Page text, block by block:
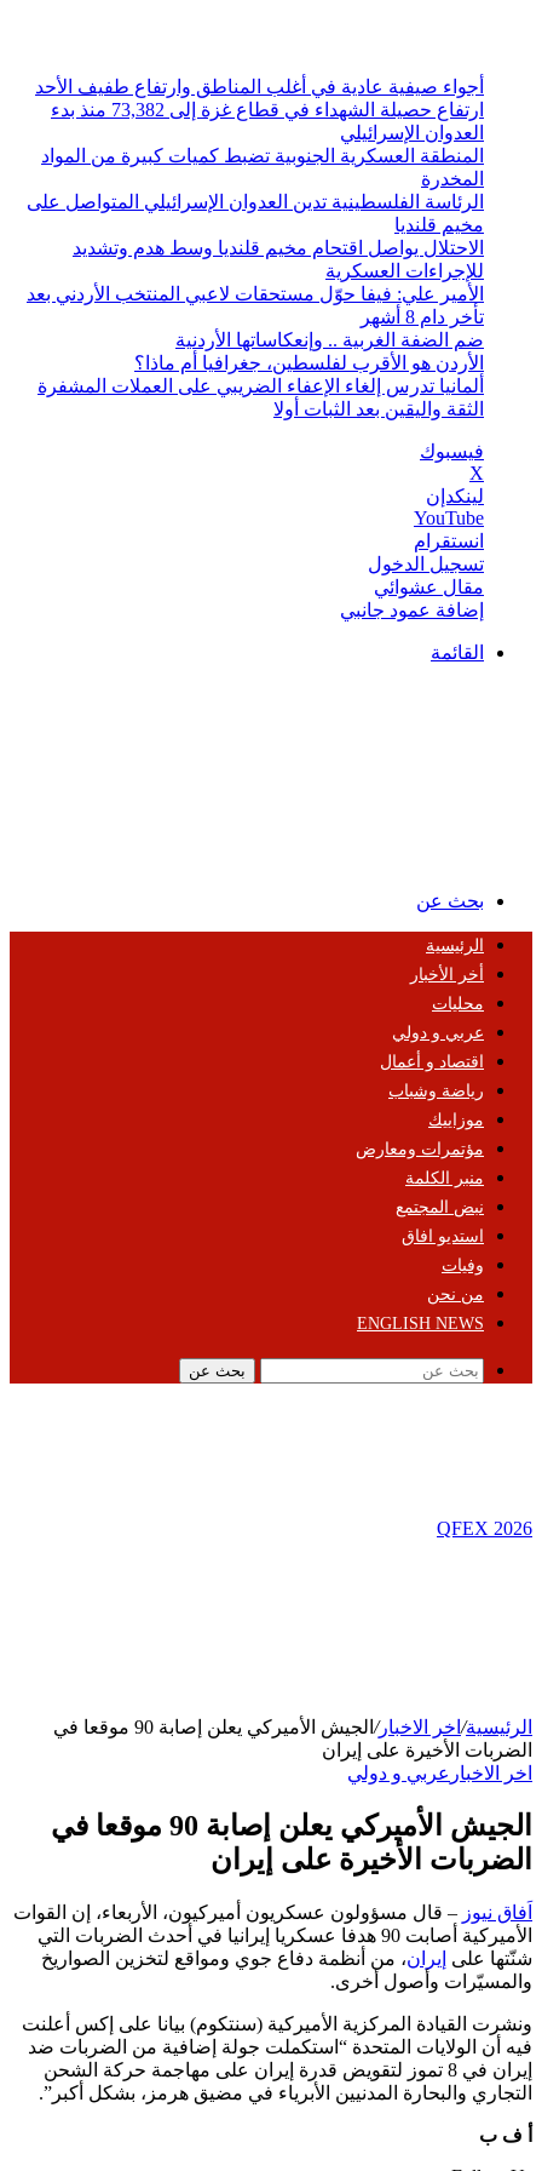
أجواء صيفية عادية في أغلب المناطق وارتفاع طفيف الأحد
ارتفاع حصيلة الشهداء في قطاع غزة إلى 73,382 منذ بدء
العدوان الإسرائيلي
المنطقة العسكرية الجنوبية تضبط كميات كبيرة من المواد
المخدرة
الرئاسة الفلسطينية تدين العدوان الإسرائيلي المتواصل على
مخيم قلنديا
الاحتلال يواصل اقتحام مخيم قلنديا وسط هدم وتشديد
للإجراءات العسكرية
الأمير علي: فيفا حوّل مستحقات لاعبي المنتخب الأردني بعد
تأخر دام 8 أشهر
ضم الضفة الغربية .. وإنعكاساتها الأردنية
الأردن هو الأقرب لفلسطين، جغرافيا أم ماذا؟
ألمانيا تدرس إلغاء الإعفاء الضريبي على العملات المشفرة
الثقة واليقين بعد الثبات أولا
فيسبوك
‫X
لينكدإن
‫YouTube
انستقرام
تسجيل الدخول
مقال عشوائي
إضافة عمود جانبي
القائمة
بحث عن
الرئيسية
أخر الأخبار
محليات
عربي و دولي
اقتصاد و أعمال
رياضة وشباب
موزاييك
مؤتمرات ومعارض
منبر الكلمة
نبض المجتمع
استديو افاق
وفيات
من نحن
ENGLISH NEWS
بحث عن
QFEX 2026
الرئيسية/ اخر الاخبار/
الجيش الأميركي يعلن إصابة 90 موقعا في
الضربات الأخيرة على إيران
اخر الاخبار عربي و دولي
الجيش الأميركي يعلن إصابة 90 موقعا في
الضربات الأخيرة على إيران
اَفاق نيوز – قال مسؤولون عسكريون أميركيون، الأربعاء، إن القوات
الأميركية أصابت 90 هدفا عسكريا إيرانيا في أحدث الضربات التي
شنّتها على إيران، من أنظمة دفاع جوي ومواقع لتخزين الصواريخ
والمسيّرات وأصول أخرى.
ونشرت القيادة المركزية الأميركية (سنتكوم) بيانا على إكس أعلنت
فيه أن الولايات المتحدة “استكملت جولة إضافية من الضربات ضد
إيران في 8 تموز لتقويض قدرة إيران على مهاجمة حركة الشحن
التجاري والبحارة المدنيين الأبرياء في مضيق هرمز، بشكل أكبر”.
أ ف ب